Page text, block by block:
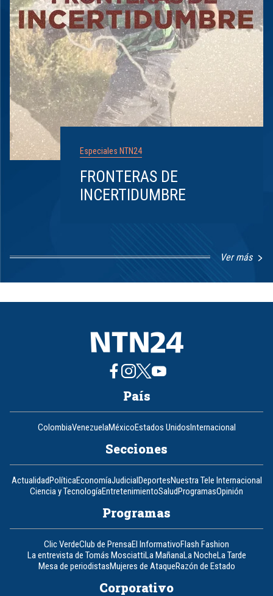
Especiales NTN24
FRONTERAS DE
INCERTIDUMBRE
Ver más
8
País
ColombiaVenezuelaMéxicoEstados UnidosInternacional
Secciones
ActualidadPolíticaEconomíaJudicialDeportesNuestra Tele Internacional
Ciencia y TecnologíaEntretenimientoSaludProgramasOpinión
Programas
Clic VerdeClub de PrensaEl InformativoFlash Fashion
La entrevista de Tomás MosciattiLa MañanaLa NocheLa Tarde
Mesa de periodistasMujeres de AtaqueRazón de Estado
Corporativo